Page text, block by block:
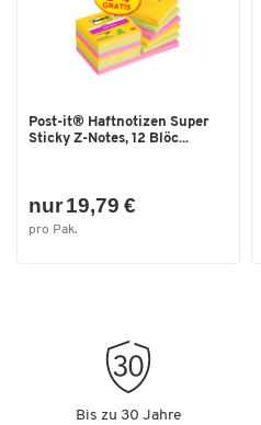
Traglast [kg]
Transportart
Transporttyp
Maße
Post-it® Haftnotizen Super
Sticky Z-Notes, 12 Blöc...
nur 19,79 €
pro Pak.
Bis zu 30 Jahre